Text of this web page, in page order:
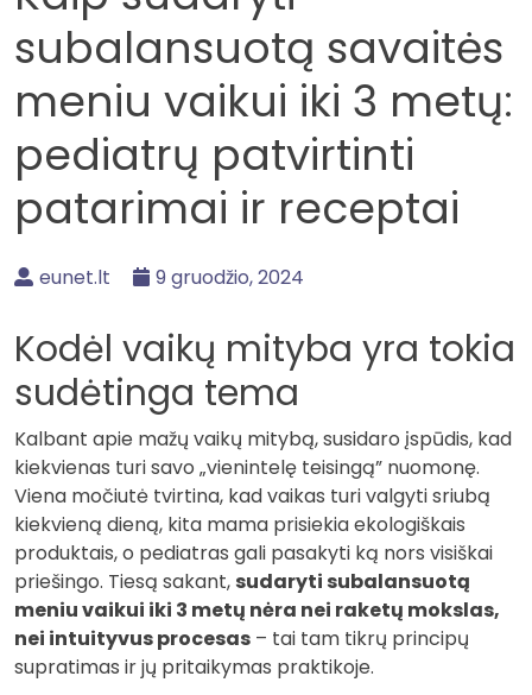
subalansuotą savaitės
meniu vaikui iki 3 metų:
pediatrų patvirtinti
patarimai ir receptai
eunet.lt 9 gruodžio, 2024
Kodėl vaikų mityba yra tokia
sudėtinga tema
Kalbant apie mažų vaikų mitybą, susidaro įspūdis, kad
kiekvienas turi savo „vienintelę teisingą” nuomonę.
Viena močiutė tvirtina, kad vaikas turi valgyti sriubą
kiekvieną dieną, kita mama prisiekia ekologiškais
produktais, o pediatras gali pasakyti ką nors visiškai
priešingo. Tiesą sakant, sudaryti subalansuotą
meniu vaikui iki 3 metų nėra nei raketų mokslas,
nei intuityvus procesas – tai tam tikrų principų
supratimas ir jų pritaikymas praktikoje.